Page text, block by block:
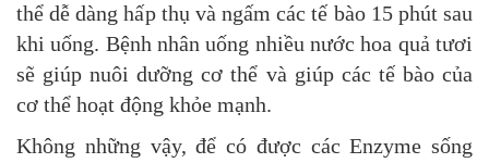
thể dễ dàng hấp thụ và ngấm các tế bào 15 phút sau
khi uống. Bệnh nhân uống nhiều nước hoa quả tươi
sẽ giúp nuôi dưỡng cơ thể và giúp các tế bào của
cơ thể hoạt động khỏe mạnh.
Không những vậy, để có được các Enzyme sống